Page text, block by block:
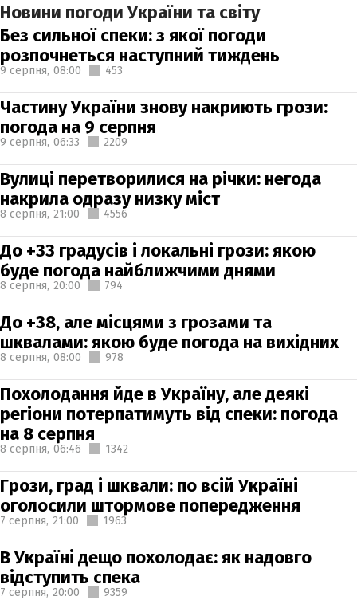
Новини погоди України та світу
Без сильної спеки: з якої погоди
розпочнеться наступний тиждень
9 серпня, 08:00 453
Частину України знову накриють грози:
погода на 9 серпня
9 серпня, 06:33 2209
Вулиці перетворилися на річки: негода
накрила одразу низку міст
8 серпня, 21:00 4556
До +33 градусів і локальні грози: якою
буде погода найближчими днями
8 серпня, 20:00 794
До +38, але місцями з грозами та
шквалами: якою буде погода на вихідних
8 серпня, 08:00 978
Похолодання йде в Україну, але деякі
регіони потерпатимуть від спеки: погода
на 8 серпня
8 серпня, 06:46 1342
Грози, град і шквали: по всій Україні
оголосили штормове попередження
7 серпня, 21:00 1963
В Україні дещо похолодає: як надовго
відступить спека
7 серпня, 20:00 9359